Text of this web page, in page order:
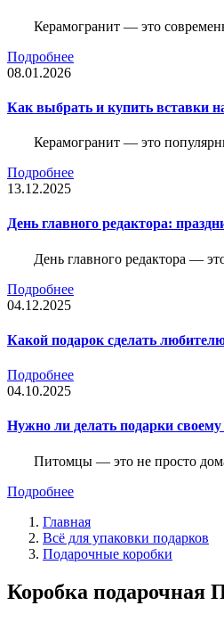
Керамогранит — это
Подробнее
08.01.2026
Как выбрать и купить вставки
Керамогранит — это
Подробнее
13.12.2025
День главного редактора:
День главного редактора —
Подробнее
04.12.2025
Какой подарок сделать
Подробнее
04.10.2025
Нужно ли делать подарки
Питомцы — это не просто
Подробнее
Главная
Всё для упаковки подарков
Подарочные коробки
Коробка подарочная